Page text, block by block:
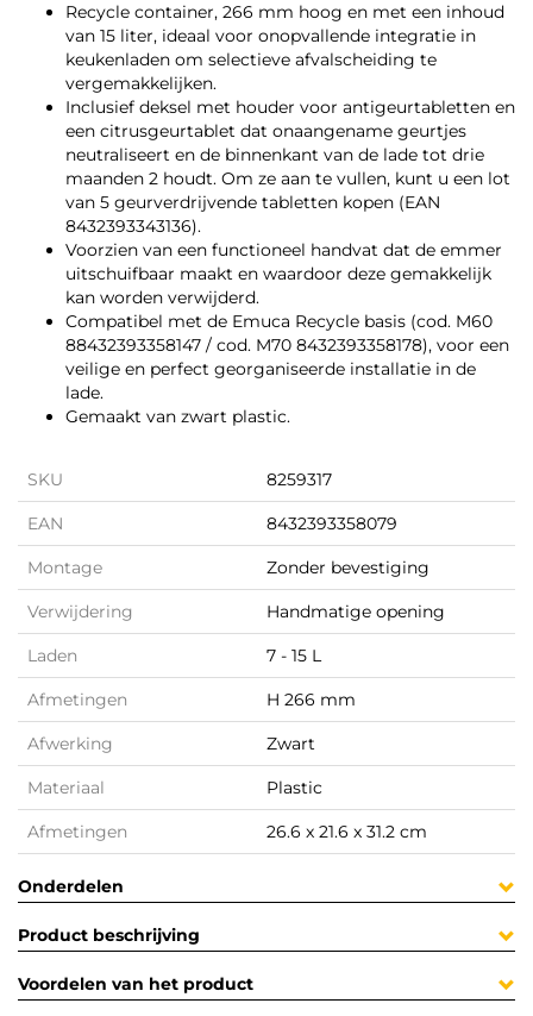
Recycle container, 266 mm hoog en met een inhoud
van 15 liter, ideaal voor onopvallende integratie in
keukenladen om selectieve afvalscheiding te
vergemakkelijken.
Inclusief deksel met houder voor antigeurtabletten en
een citrusgeurtablet dat onaangename geurtjes
neutraliseert en de binnenkant van de lade tot drie
maanden 2 houdt. Om ze aan te vullen, kunt u een lot
van 5 geurverdrijvende tabletten kopen (EAN
8432393343136).
Voorzien van een functioneel handvat dat de emmer
uitschuifbaar maakt en waardoor deze gemakkelijk
kan worden verwijderd.
Compatibel met de Emuca Recycle basis (cod. M60
88432393358147 / cod. M70 8432393358178), voor een
veilige en perfect georganiseerde installatie in de
lade.
Gemaakt van zwart plastic.
SKU 8259317
EAN 8432393358079
Montage Zonder bevestiging
Verwijdering Handmatige opening
Laden 7 - 15 L
Afmetingen H 266 mm
Afwerking Zwart
Materiaal Plastic
Afmetingen 26.6 x 21.6 x 31.2 cm
Onderdelen
Product beschrijving
Voordelen van het product